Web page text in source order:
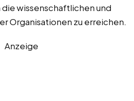
wissenschaftlichen und
Organisationen zu erreichen.
Anzeige